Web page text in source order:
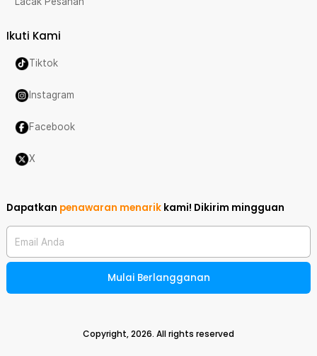
Ikuti Kami
Tiktok
Instagram
Facebook
X
Dapatkan penawaran menarik kami! Dikirim mingguan
Email Anda
Mulai Berlangganan
Copyright,2026. All rights reserved